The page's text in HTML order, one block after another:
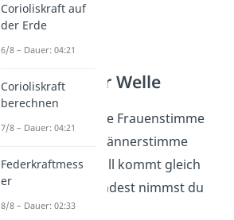
Frequenz der Welle
Ob dich eine hohe Frauenstimme
oder eine tiefe Männerstimme
ansingt, der Schall kommt gleich
schnell an. Zumindest nimmst du
es so wahr.
Corioliskraft auf
der Erde
6/8 – Dauer: 04:21
Corioliskraft
berechnen
7/8 – Dauer: 04:21
Federkraftmess
er
8/8 – Dauer: 02:33